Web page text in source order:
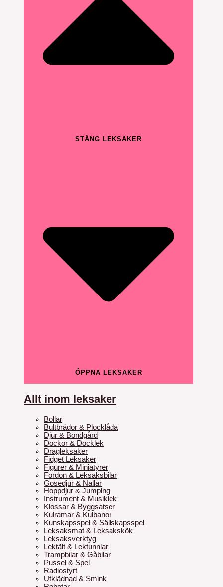
STÄNG LEKSAKER
ÖPPNA LEKSAKER
Allt inom leksaker
Bollar
Bultbrädor & Plocklåda
Djur & Bondgård
Dockor & Docklek
Dragleksaker
Fidget Leksaker
Figurer & Miniatyrer
Fordon & Leksaksbilar
Gosedjur & Nallar
Hoppdjur & Jumping
Instrument & Musiklek
Klossar & Byggsatser
Kulramar & Kulbanor
Kunskapsspel & Sällskapsspel
Leksaksmat & Leksakskök
Leksaksverktyg
Lektält & Lektunnlar
Trampbilar & Gåbilar
Pussel & Spel
Radiostyrt
Utklädnad & Smink